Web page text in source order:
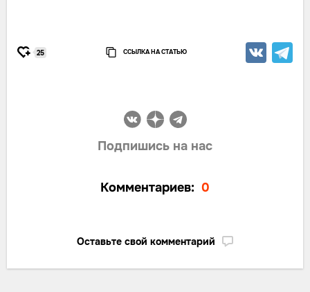
25 ССЫЛКА НА СТАТЬЮ
Подпишись на нас
Комментариев: 0
Оставьте свой комментарий